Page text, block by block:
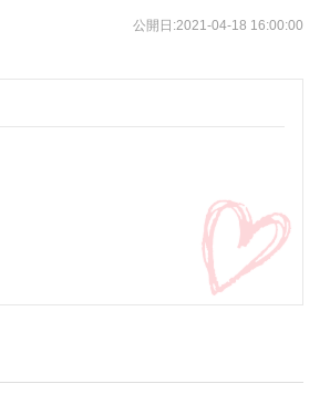
公開日:2021-04-18 16:00:00